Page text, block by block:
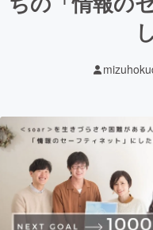
注目
テクノロジー
映像・映画